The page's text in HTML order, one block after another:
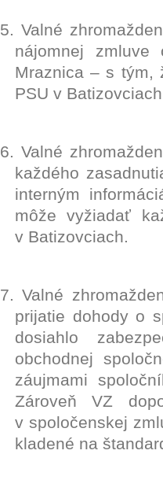
5. Valné
nájomnej zmluve
Mraznica – s tým,
PSU v
6. Valné
každého
interným
môže vyžiadať
v Batizovciach.
7. Valné
prijatie dohody o
dosiahlo
obchodnej
záujmami
Zároveň VZ
v spoločenskej
kladené na